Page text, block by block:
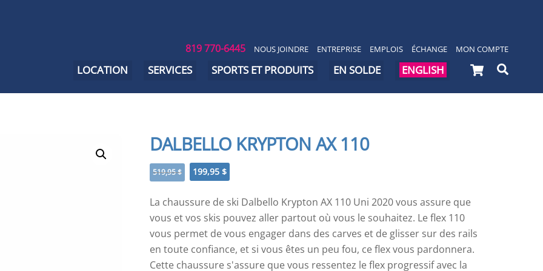
819 770-6445 NOUS JOINDRE ENTREPRISE EMPLOIS ÉCHANGE MON COMPTE
Cart
LOCATION SERVICES SPORTS ET PRODUITS EN SOLDE ENGLISH
DALBELLO KRYPTON AX 110
519,95$
Le
prix
initial
était :
519,95 $.
199,95 $
prix
actuel
est :
La chaussure de ski Dalbello Krypton AX 110 Uni 2020 vous assure que
vous et vos skis pouvez aller partout où vous le souhaitez. Le flex 110
vous permet de vous engager dans des carves et de glisser sur des rails
en toute confiance, et si vous êtes un peu fou, ce flex vous pardonnera.
Cette chaussure s'assure que vous ressentez le flex progressif avec la